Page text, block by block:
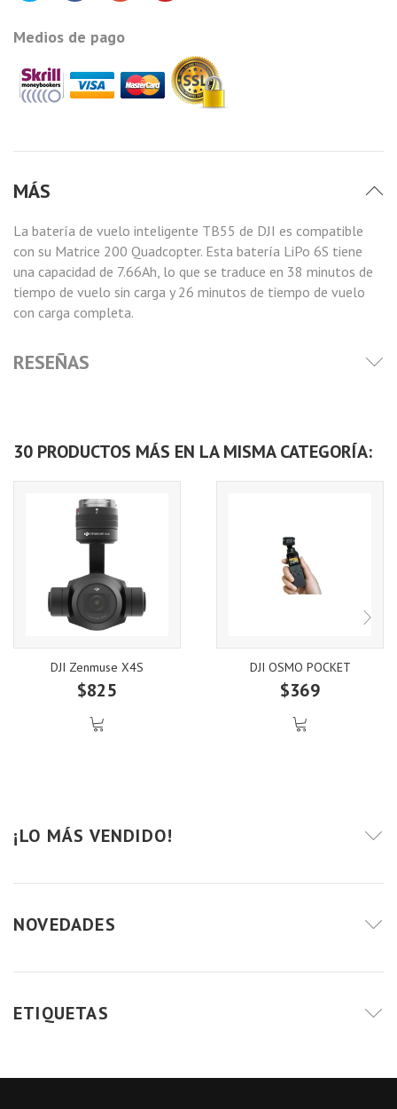
Medios de pago
MÁS
La batería de vuelo inteligente TB55 de DJI es compatible
con su Matrice 200 Quadcopter. Esta batería LiPo 6S tiene
una capacidad de 7.66Ah, lo que se traduce en 38 minutos de
tiempo de vuelo sin carga y 26 minutos de tiempo de vuelo
con carga completa.
RESEÑAS
30 PRODUCTOS MÁS EN LA MISMA CATEGORÍA:
DJI Zenmuse X4S
$825
DJI OSMO POCKET
$369
¡LO MÁS VENDIDO!
NOVEDADES
ETIQUETAS